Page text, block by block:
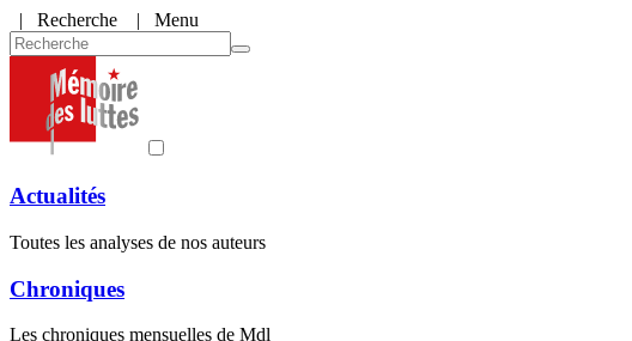
| Recherche | Menu
Actualités
Toutes les analyses de nos auteurs
Chroniques
Les chroniques mensuelles de Mdl